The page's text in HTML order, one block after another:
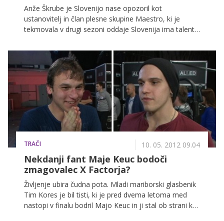
Anže Škrube je Slovenijo nase opozoril kot
ustanovitelj in član plesne skupine Maestro, ki je
tekmovala v drugi sezoni oddaje Slovenija ima talent,
letih že krepko prerasel meje naše države.
Ljubljančan, ki je v preteklosti že večkrat plesal na
odru s svetovnimi zvezdami, je tokrat uspešno prestal
še eno preizkušnjo in bo na Billboardovih nagradah, ki
bodo to nedeljo, nastopil z ameriškim pevcem
Usherjem.
TRAČI 10. 05. 2012 09.04
Nekdanji fant Maje Keuc bodoči
zmagovalec X Factorja?
Življenje ubira čudna pota. Mladi mariborski glasbenik
Tim Kores je bil tisti, ki je pred dvema letoma med
nastopi v finalu bodril Majo Keuc in ji stal ob strani kot